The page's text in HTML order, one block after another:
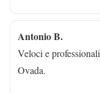
Antonio B.
Veloci e
Ovada.